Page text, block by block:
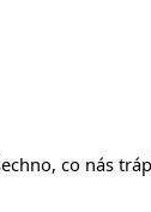
co nás